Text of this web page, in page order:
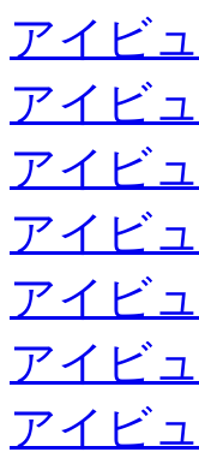
アイビ
アイビ
アイビ
アイビ
アイビ
アイビ
アイビ